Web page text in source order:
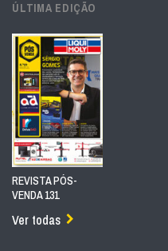
ÚLTIMA EDIÇÃO
REVISTA PÓS-
VENDA 131
Ver todas